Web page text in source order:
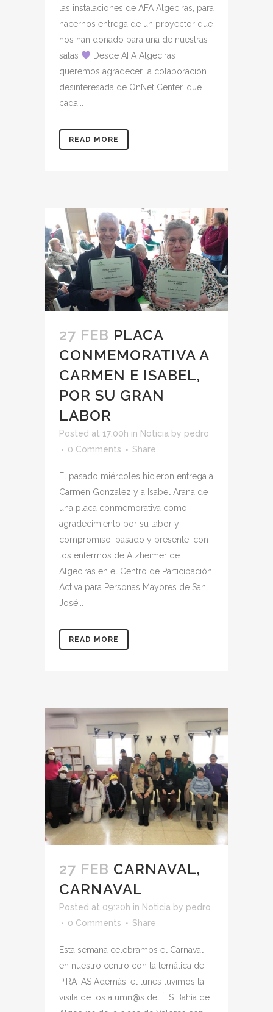
las instalaciones de AFA Algeciras, para
hacernos entrega de un proyector que
nos han donado para una de nuestras
salas
Desde AFA Algeciras
queremos agradecer la colaboración
desinteresada de OnNet Center, que
cada...
READ MORE
27 FEB PLACA
CONMEMORATIVA A
CARMEN E ISABEL,
POR SU GRAN
LABOR
Posted at 17:00h in Noticia by pedro
0 Comments
Share
El pasado miércoles hicieron entrega a
Carmen Gonzalez y a Isabel Arana de
una placa conmemorativa como
agradecimiento por su labor y
compromiso, pasado y presente, con
los enfermos de Alzheimer de
Algeciras en el Centro de Participación
Activa para Personas Mayores de San
José...
READ MORE
27 FEB CARNAVAL,
CARNAVAL
Posted at 09:20h in Noticia by pedro
0 Comments
Share
Esta semana celebramos el Carnaval
en nuestro centro con la temática de
PIRATAS Además, el lunes tuvimos la
visita de los alumn@s del ÍES Bahía de